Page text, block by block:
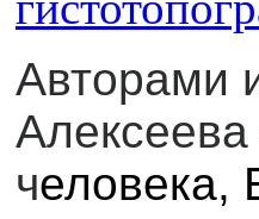
Авторами
человека,